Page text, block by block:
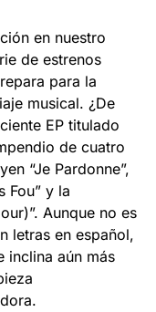
en nuestro
de estrenos
para la
musical. ¿De
EP titulado
de cuatro
“Je Pardonne”,
Fou” y la
Aunque no es
letras en español,
inclina aún más